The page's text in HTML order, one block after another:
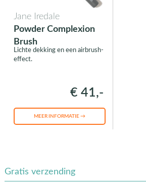
Jane Iredale
Powder Complexion
Brush
Lichte dekking en een airbrush-
effect.
€ 41,-
MEER INFORMATIE →
Gratis verzending